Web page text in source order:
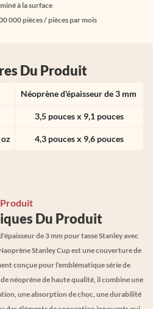
à la surface
000 pièces / pièces par mois
Du Produit
Néoprène d'épaisseur de 3 mm
3,5 pouces x 9,1 pouces
4,3 pouces x 9,6 pouces
Produit
Du Produit
de 3 mm pour tasse Stanley avec
Stanley Cup est une couverture de
conçue pour l'emblématique série de
néoprène de haute qualité, il combine une
une absorption de choc, une durabilité